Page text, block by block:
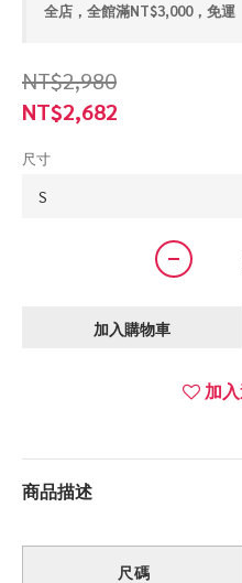
全店，全館滿NT$3,000，免運
NT$2,980
NT$2,682
尺寸
加入購物車
加
商品描述
尺碼